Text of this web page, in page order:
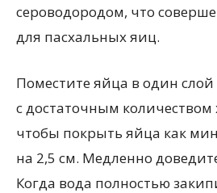
сероводородом, что
для пасхальных яиц.
Поместите яйца в один
с достаточным
чтобы покрыть яйца как
на 2,5 см. Медленно
Когда вода полностью